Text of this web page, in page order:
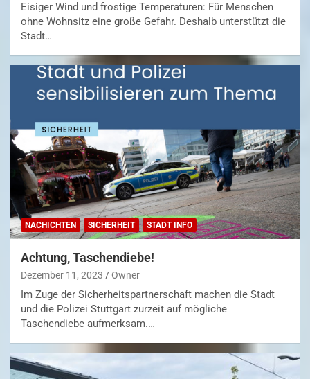
Eisiger Wind und frostige Temperaturen: Für Menschen
ohne Wohnsitz eine große Gefahr. Deshalb unterstützt die
Stadt…
NACHICHTEN SICHERHEIT STADT INFO
Achtung, Taschendiebe!
Dezember 11, 2023 Owner
Im Zuge der Sicherheitspartnerschaft machen die Stadt
und die Polizei Stuttgart zurzeit auf mögliche
Taschendiebe aufmerksam.…